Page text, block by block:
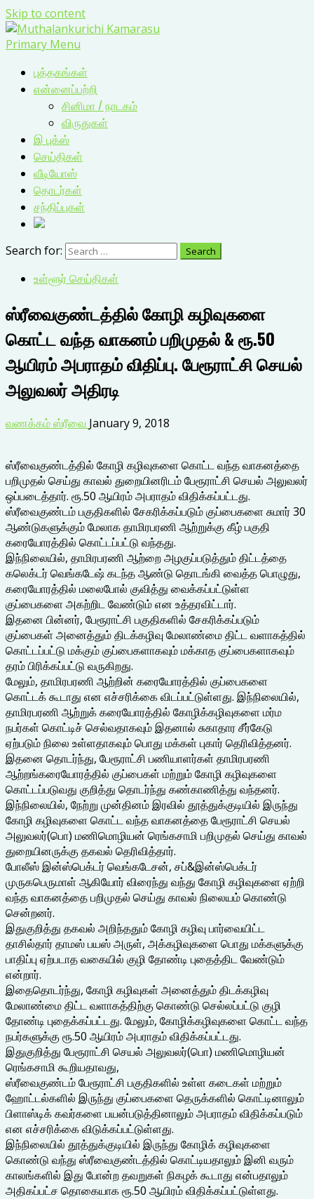
Skip to content
Primary Menu
புத்தகங்கள்
என்னைப்பற்றி
சினிமா / நாடகம்
விருதுகள்
இ புக்ஸ்
செய்திகள்
வீடியோஸ்
தொடர்கள்
சந்திப்புகள்
Search for:
உள்ளூர் செய்திகள்
ஸ்ரீவைகுண்டத்தில் கோழி கழிவுகளை
கொட்ட வந்த வாகனம் பறிமுதல் & ரூ.50
ஆயிரம் அபராதம் விதிப்பு. பேரூராட்சி செயல்
அலுவலர் அதிரடி
வணக்கம் ஸ்ரீவை January 9, 2018
ஸ்ரீவைகுண்டத்தில் கோழி கழிவுகளை கொட்ட வந்த வாகனத்தை
பறிமுதல் செய்து காவல் துறையினரிடம் பேரூராட்சி செயல் அலுவலர்
ஒப்படைத்தார். ரூ.50 ஆயிரம் அபராதம் விதிக்கப்பட்டது.
ஸ்ரீவைகுண்டம் பகுதிகளில் சேகரிக்கப்படும் குப்பைகளை சுமார் 30
ஆண்டுகளுக்கும் மேலாக தாமிரபரணி ஆற்றுக்கு கீழ் பகுதி
கரையோரத்தில் கொட்டப்பட்டு வந்தது.
இந்நிலையில், தாமிரபரணி ஆற்றை அழகுப்படுத்தும் திட்டத்தை
கலெக்டர் வெங்கடேஷ் கடந்த ஆண்டு தொடங்கி வைத்த பொழுது,
கரையோரத்தில் மலைபோல் குவித்து வைக்கப்பட்டுள்ள
குப்பைகளை அகற்றிட வேண்டும் என உத்தரவிட்டார்.
இதனை பின்னர், பேரூராட்சி பகுதிகளில் சேகரிக்கப்படும்
குப்பைகள் அனைத்தும் திடக்கழிவு மேலாண்மை திட்ட வளாகத்தில்
கொட்டப்பட்டு மக்கும் குப்பைகளாகவும் மக்காத குப்பைகளாகவும்
தரம் பிரிக்கப்பட்டு வருகிறது.
மேலும், தாமிரபரணி ஆற்றின் கரையோரத்தில் குப்பைகளை
கொட்டக் கூடாது என எச்சரிக்கை விடப்பட்டுள்ளது. இந்நிலையில்,
தாமிரபரணி ஆற்றுக் கரையோரத்தில் கோழிக்கழிவுகளை மர்ம
நபர்கள் கொட்டிச் செல்வதாகவும் இதனால் சுகாதார சீர்கேடு
ஏற்படும் நிலை உள்ளதாகவும் பொது மக்கள் புகார் தெரிவித்தனர்.
இதனை தொடர்ந்து, பேரூராட்சி பணியாளர்கள் தாமிரபரணி
ஆற்றங்கரையோரத்தில் குப்பைகள் மற்றும் கோழி கழிவுகளை
கொட்டப்படுவது குறித்து தொடர்ந்து கண்காணித்து வந்தனர்.
இந்நிலையில், நேற்று முன்தினம் இரவில் தூத்துக்குடியில் இருந்து
கோழி கழிவுகளை கொட்ட வந்த வாகனத்தை பேரூராட்சி செயல்
அலுவலர்(பொ) மணிமொழியன் ரெங்கசாமி பறிமுதல் செய்து காவல்
துறையினருக்கு தகவல் தெரிவித்தார்.
போலீஸ் இன்ஸ்பெக்டர் வெங்கடேசன், சப்&இன்ஸ்பெக்டர்
முருகபெருமாள் ஆகியோர் விரைந்து வந்து கோழி கழிவுகளை ஏற்றி
வந்த வாகனத்தை பறிமுதல் செய்து காவல் நிலையம் கொண்டு
சென்றனர்.
இதுகுறித்து தகவல் அறிந்ததும் கோழி கழிவு பார்வையிட்ட
தாசில்தார் தாமஸ் பயஸ் அருள், அக்கழிவுகளை பொது மக்களுக்கு
பாதிப்பு ஏற்படாத வகையில் குழி தோண்டி புதைத்திட வேண்டும்
என்றார்.
இதைதொடர்ந்து, கோழி கழிவுகள் அனைத்தும் திடக்கழிவு
மேலாண்மை திட்ட வளாகத்திற்கு கொண்டு செல்லப்பட்டு குழி
தோண்டி புதைக்கப்பட்டது. மேலும், கோழிக்கழிவுகளை கொட்ட வந்த
நபர்களுக்கு ரூ.50 ஆயிரம் அபராதம் விதிக்கப்பட்டது.
இதுகுறித்து பேரூராட்சி செயல் அலுவலர்(பொ) மணிமொழியன்
ரெங்கசாமி கூறியதாவது,
ஸ்ரீவைகுண்டம் பேரூராட்சி பகுதிகளில் உள்ள கடைகள் மற்றும்
ஹோட்டல்களில் இருந்து குப்பைகளை தெருக்களில் கொட்டினாலும்
பிளாஸ்டிக் கவர்களை பயன்படுத்தினாலும் அபராதம் விதிக்கப்படும்
என எச்சரிக்கை விடுக்கப்பட்டுள்ளது.
இந்நிலையில் தூத்துக்குடியில் இருந்து கோழிக் கழிவுகளை
கொண்டு வந்து ஸ்ரீவைகுண்டத்தில் கொட்டியதாலும் இனி வரும்
காலங்களில் இது போன்ற தவறுகள் நிகழக் கூடாது என்பதாலும்
அதிகப்பட்ச தொகையாக ரூ.50 ஆயிரம் விதிக்கப்பட்டுள்ளது.